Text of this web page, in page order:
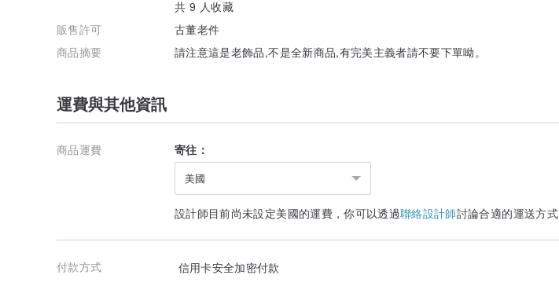
共 9 人收藏
販售許可
古董老件
商品摘要
請注意這是老飾品,不是全新商品,有完美主義者請不要下單呦。
運費與其他資訊
商品運費 寄往：
美國
設計師目前尚未設定美國的運費，你可以透過聯絡設計師討論合適的運送方式
付款方式
信用卡安全加密付款